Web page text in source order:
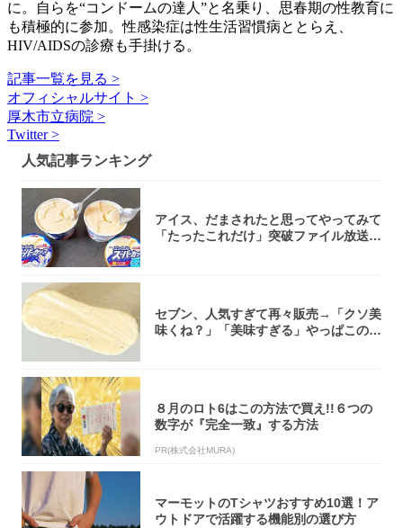
に。自らを“コンドームの達人”と名乗り、思春期の性教育に
も積極的に参加。性感染症は性生活習慣病ととらえ、
HIV/AIDSの診療も手掛ける。
記事一覧を見る >
オフィシャルサイト >
厚木市立病院 >
Twitter >
人気記事ランキング
アイス、だまされたと思ってやってみて
「たったこれだけ」突破ファイル放送で
セブン、人気すぎて再々販売→「クソ美
味くね？」「美味すぎる」やっぱこのク
８月のロト6はこの方法で買え!!６つの
数字が『完全一致』する方法
PR(株式会社MURA)
マーモットのTシャツおすすめ10選！ア
ウトドアで活躍する機能別の選び方